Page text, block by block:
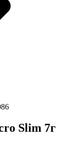
Slim 7г